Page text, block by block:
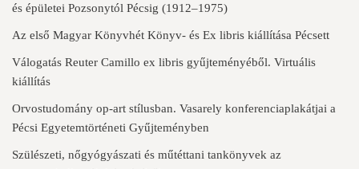
és épületei Pozsonytól Pécsig (1912–1975)
Az első Magyar Könyvhét Könyv- és Ex libris kiállítása Pécsett
Válogatás Reuter Camillo ex libris gyűjteményéből. Virtuális
kiállítás
Orvostudomány op-art stílusban. Vasarely konferenciaplakátjai a
Pécsi Egyetemtörténeti Gyűjteményben
Szülészeti, nőgyógyászati és műtéttani tankönyvek az